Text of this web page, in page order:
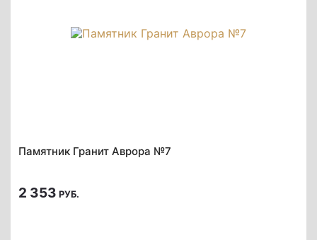
Памятник Гранит Аврора №7
2 353 РУБ.